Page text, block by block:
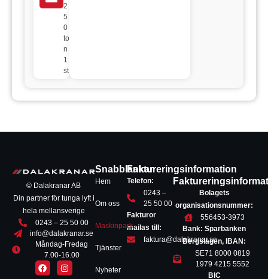
2
5
0
to
n
1
st
© Dalakranar AB
Din partner för tunga lyft i
hela mellansverige
0243 – 25 50 00
info@dalakranar.se
Måndag-Fredag
7.00-16.00
Snabblänkar
Hem
Om oss
Maskinpark
Tjänster
Nyheter
Faktureringsinformation
Telefon:
0243 –
25 50 00
Fakturor
mailas till:
faktura@dalakranar.se
Bolagets
organisationsnummer:
556453-3973
Bank: Sparbanken
Bergslagen, IBAN:
SE71 8000 0819
1979 4215 5552
BIC